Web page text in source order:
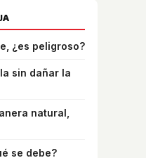
¿es peligroso?
sin dañar la
natural,
se debe?